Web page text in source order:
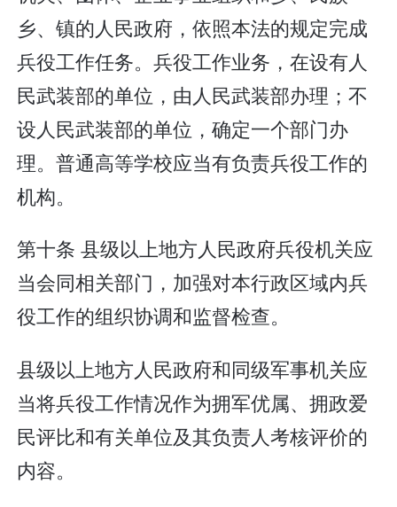
乡、镇的人民政府，依照本法的规定完成
兵役工作任务。兵役工作业务，在设有人
民武装部的单位，由人民武装部办理；不
设人民武装部的单位，确定一个部门办
理。普通高等学校应当有负责兵役工作的
机构。
第十条 县级以上地方人民政府兵役机关应
当会同相关部门，加强对本行政区域内兵
役工作的组织协调和监督检查。
县级以上地方人民政府和同级军事机关应
当将兵役工作情况作为拥军优属、拥政爱
民评比和有关单位及其负责人考核评价的
内容。